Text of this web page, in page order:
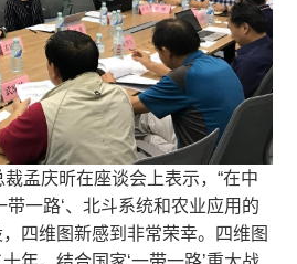
孟庆昕在座谈会上表示，“在中
带一路‘、北斗系统和农业应用的
四维图新感到非常荣幸。四维图